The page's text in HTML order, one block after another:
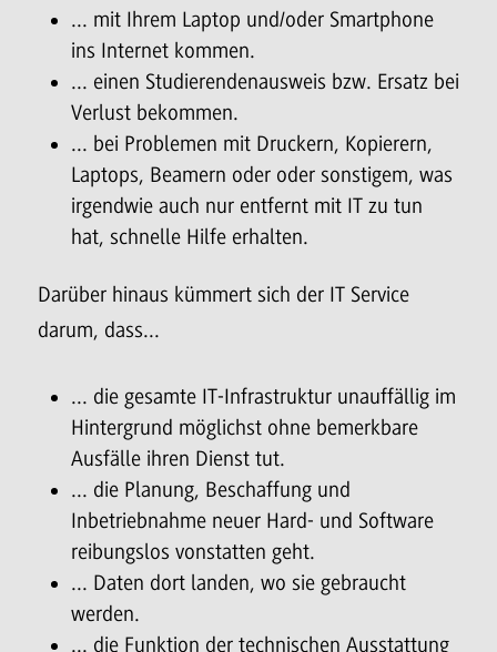
... mit Ihrem Laptop und/oder Smartphone
ins Internet kommen.
... einen Studierendenausweis bzw. Ersatz bei
Verlust bekommen.
... bei Problemen mit Druckern, Kopierern,
Laptops, Beamern oder oder sonstigem, was
irgendwie auch nur entfernt mit IT zu tun
hat, schnelle Hilfe erhalten.
Darüber hinaus kümmert sich der IT Service
darum, dass...
... die gesamte IT-Infrastruktur unauffällig im
Hintergrund möglichst ohne bemerkbare
Ausfälle ihren Dienst tut.
... die Planung, Beschaffung und
Inbetriebnahme neuer Hard- und Software
reibungslos vonstatten geht.
... Daten dort landen, wo sie gebraucht
werden.
... die Funktion der technischen Ausstattung